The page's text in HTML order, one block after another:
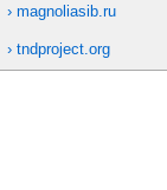
magnoliasib.ru
tndproject.org